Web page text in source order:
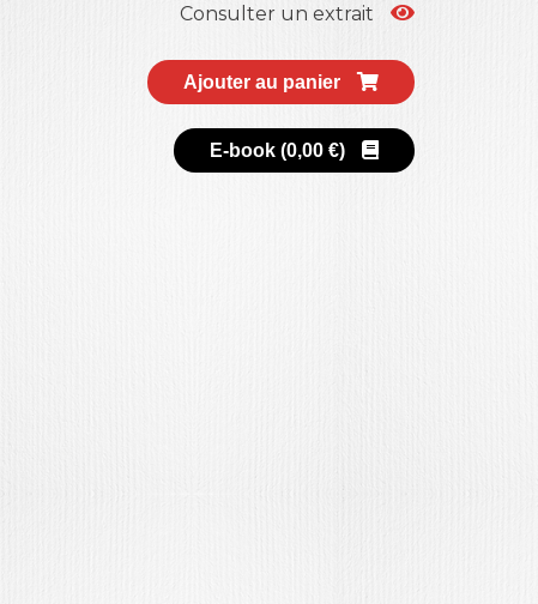
Consulter un extrait
Ajouter au panier
E-book (0,00 €)